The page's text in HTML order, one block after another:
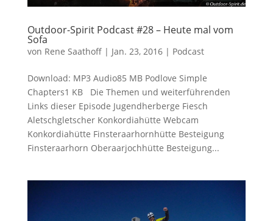
Outdoor-Spirit Podcast #28 – Heute mal vom
Sofa
von Rene Saathoff| Jan. 23, 2016| Podcast
Download: MP3 Audio85 MB Podlove Simple
Chapters1 KB Die Themen und weiterführenden
Links dieser Episode Jugendherberge Fiesch
Aletschgletscher Konkordiahütte Webcam
Konkordiahütte Finsteraarhornhütte Besteigung
Finsteraarhorn Oberaarjochhütte Besteigung...